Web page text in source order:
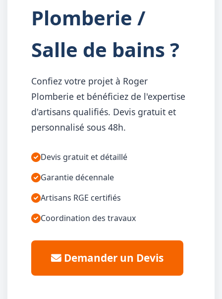
Plomberie /
Salle de bains ?
Confiez votre projet à Roger
Plomberie et bénéficiez de l'expertise
d'artisans qualifiés. Devis gratuit et
personnalisé sous 48h.
Devis gratuit et détaillé
Garantie décennale
Artisans RGE certifiés
Coordination des travaux
Demander un Devis